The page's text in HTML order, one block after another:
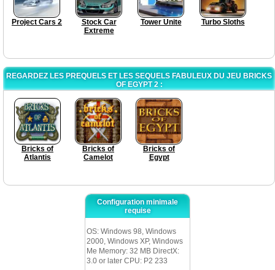
Project Cars 2
Stock Car
Extreme
Tower Unite Turbo Sloths
REGARDEZ LES PREQUELS ET LES SEQUELS FABULEUX DU JEU BRICKS
OF EGYPT 2 :
Bricks of
Atlantis
Bricks of
Camelot
Bricks of
Egypt
Configuration minimale
requise
OS: Windows 98, Windows
2000, Windows XP, Windows
Me Memory: 32 MB DirectX:
3.0 or later CPU: P2 233